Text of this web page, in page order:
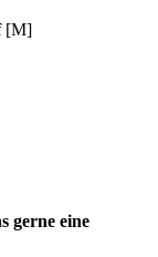
[M]
gerne eine